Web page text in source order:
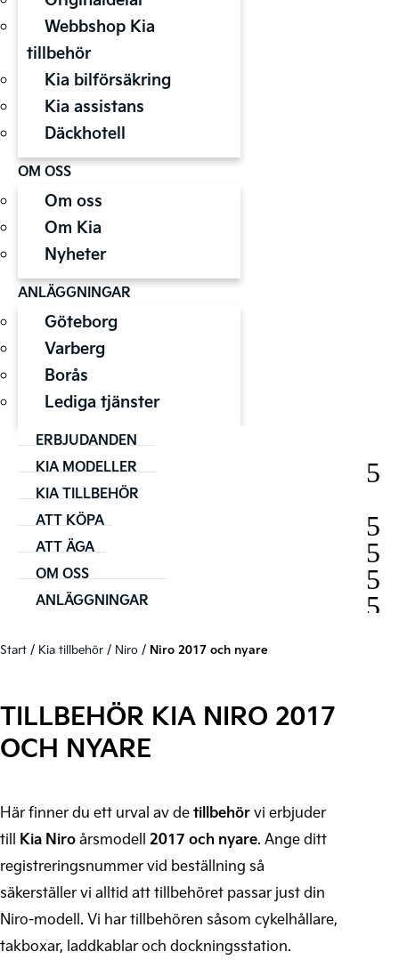
Webbshop Kia
tillbehör
Kia bilförsäkring
Kia assistans
Däckhotell
OM OSS
Om oss
Om Kia
Nyheter
ANLÄGGNINGAR
Göteborg
Varberg
Borås
Lediga tjänster
ERBJUDANDEN
KIA MODELLER
KIA TILLBEHÖR
ATT KÖPA
ATT ÄGA
OM OSS
ANLÄGGNINGAR
Start / Kia tillbehör / Niro / Niro 2017 och nyare
TILLBEHÖR KIA NIRO 2017
OCH NYARE
Här finner du ett urval av detillbehörvi erbjuder
till Kia Niroårsmodell 2017 och nyare. Ange ditt
registreringsnummer vid beställning så
säkerställer vi alltid att tillbehöret passar just din
Niro-modell. Vi har tillbehören såsom cykelhållare,
takboxar, laddkablar och dockningsstation.